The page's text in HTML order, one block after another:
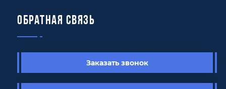
Обратная связь
Заказать звонок